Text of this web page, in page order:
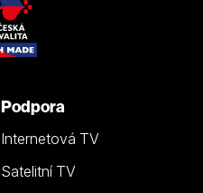
Podpora
Internetová TV
Satelitní TV